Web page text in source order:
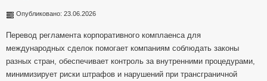
Опубликовано: 23.06.2026
Перевод регламента корпоративного комплаенса для
международных сделок помогает компаниям соблюдать законы
разных стран, обеспечивает контроль за внутренними процедурами,
минимизирует риски штрафов и нарушений при трансграничной